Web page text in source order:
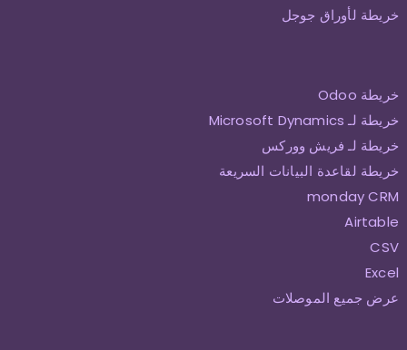
خريطة لأوراق جوجل
خريطة Odoo
خريطة لـ Microsoft Dynamics
خريطة لـ فريش ووركس
خريطة لقاعدة البيانات السريعة
monday CRM
Airtable
CSV
Excel
عرض جميع الموصلات